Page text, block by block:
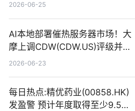
2026-06-25
AI本地部署催热服务器市场！大
摩上调CDW(CDW.US)评级并看
高IBM(IBM.US)戴尔(DELL.US)
2026-06-23
每日热点:精优药业(00858.HK)
发盈警 预计年度取得至少9.5亿